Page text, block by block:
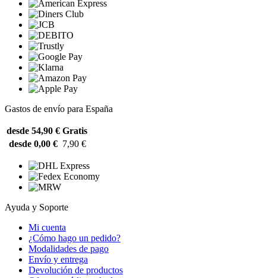
Gastos de envío para España
desde 54,90 € Gratis
desde 0,00 € 7,90 €
Ayuda y Soporte
Mi cuenta
¿Cómo hago un pedido?
Modalidades de pago
Envío y entrega
Devolución de productos